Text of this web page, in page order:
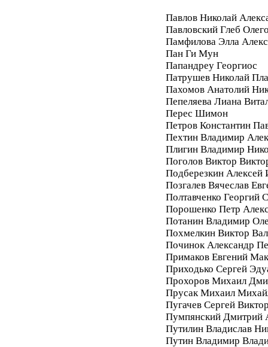
Павлов Николай
Павловский Глеб
Памфилова Элла
Пан Ги Мун
Папандреу Георгиос
Патрушев Николай
Пахомов Анатолий
Пепеляева Лиана
Перес Шимон
Петров Константин
Пехтин Владимир
Плигин Владимир
Поголов Виктор
Подберезкин Алексей
Позгалев Вячеслав
Полтавченко Георгий
Порошенко Петр
Потанин Владимир
Похмелкин Виктор
Починок Александр
Примаков Евгений
Приходько Сергей
Прохоров Михаил
Прусак Михаил
Пугачев Сергей
Пумпянский Дмитрий
Путилин Владислав
Путин Владимир